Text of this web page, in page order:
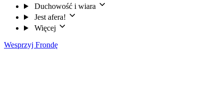
Duchowość i wiara
Jest afera!
Więcej
Wesprzyj Frondę